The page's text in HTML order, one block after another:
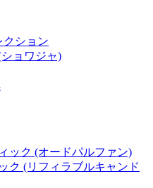
クション
ョワジャ)
ック (オードパルファン)
ク (リフィラブルキャンド